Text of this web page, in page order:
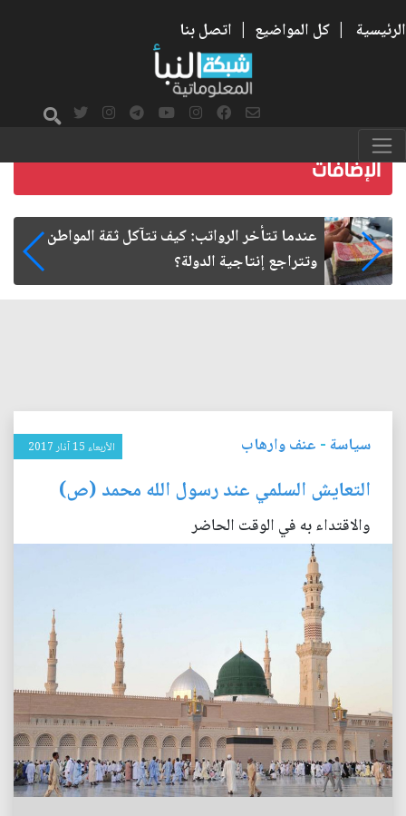
الرئيسية | كل المواضيع | اتصل بنا
صمت الطريق بعد الأربعين
سياسة- عنف وارهاب الأربعاء 15 آذار 2017
التعايش السلمي عند رسول الله محمد (ص)
والاقتداء به في الوقت الحاضر